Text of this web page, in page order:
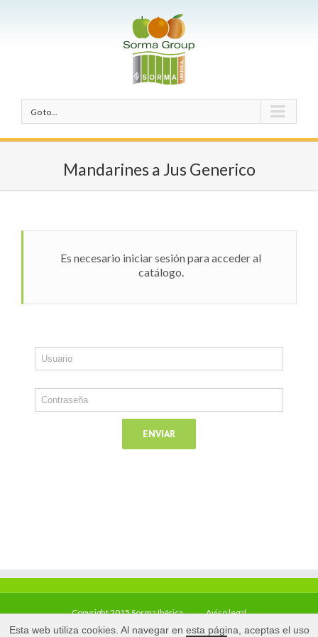
Go to...
Mandarines a Jus Generico
Es necesario iniciar sesión para acceder al
catálogo.
Copyright 2015 Sorma Ibérica Aviso legal
Esta web utiliza cookies. Al navegar en esta página, aceptas el uso